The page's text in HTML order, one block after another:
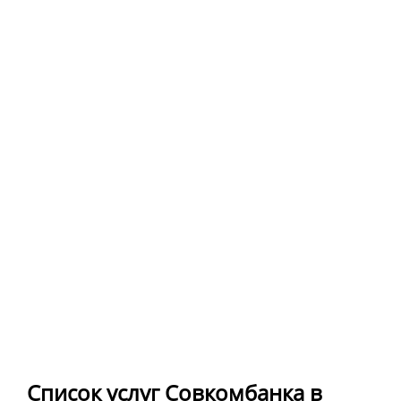
Список услуг Совкомбанка в